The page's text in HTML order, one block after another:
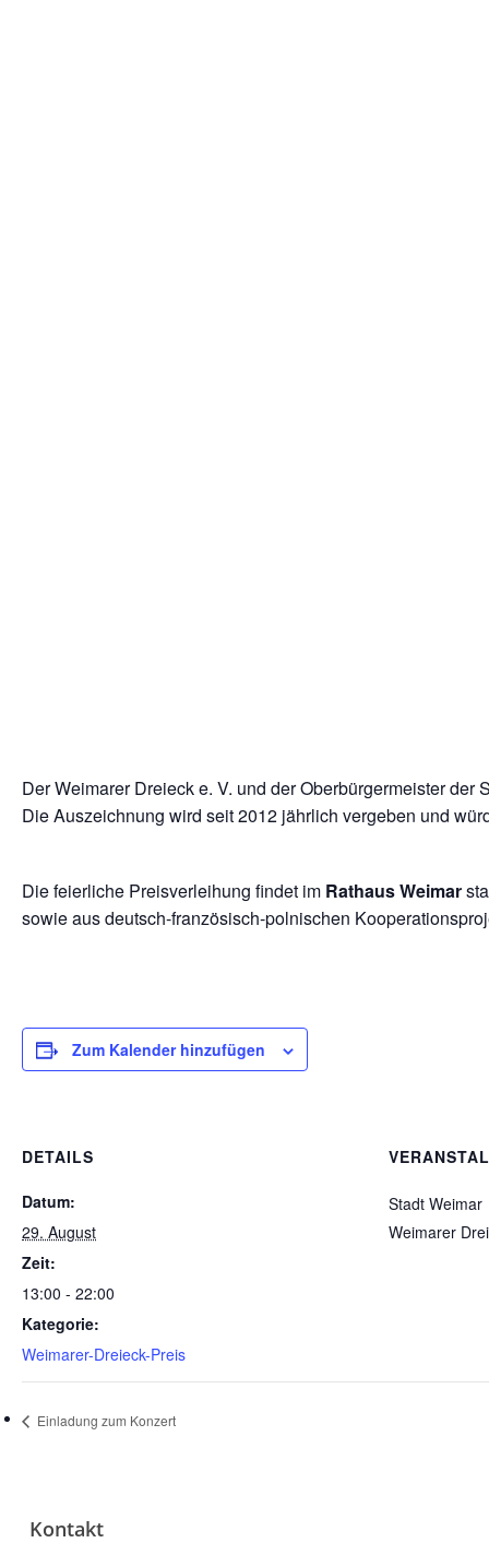
Der Weimarer Dreieck e. V. und der Oberbürgermeister der
Die Auszeichnung wird seit 2012 jährlich vergeben und
Die feierliche Preisverleihung findet im Rathaus Weimar
sowie aus deutsch-französisch-polnischen
Zum Kalender hinzufügen
DETAILS
Datum:
29. August
Zeit:
13:00 - 22:00
Kategorie:
Weimarer-Dreieck-Preis
Stadt Weimar
Weimarer
Einladung zum Konzert
Kontakt